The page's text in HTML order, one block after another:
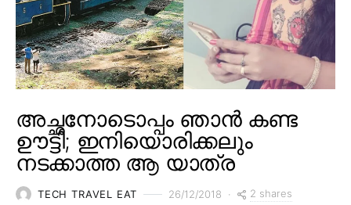
അച്ഛനോടൊപ്പം ഞാൻ കണ്ട
ഊട്ടി; ഇനിയൊരിക്കലും
നടക്കാത്ത ആ യാത്ര
TECH TRAVEL EAT 26/12/2018 2 shares